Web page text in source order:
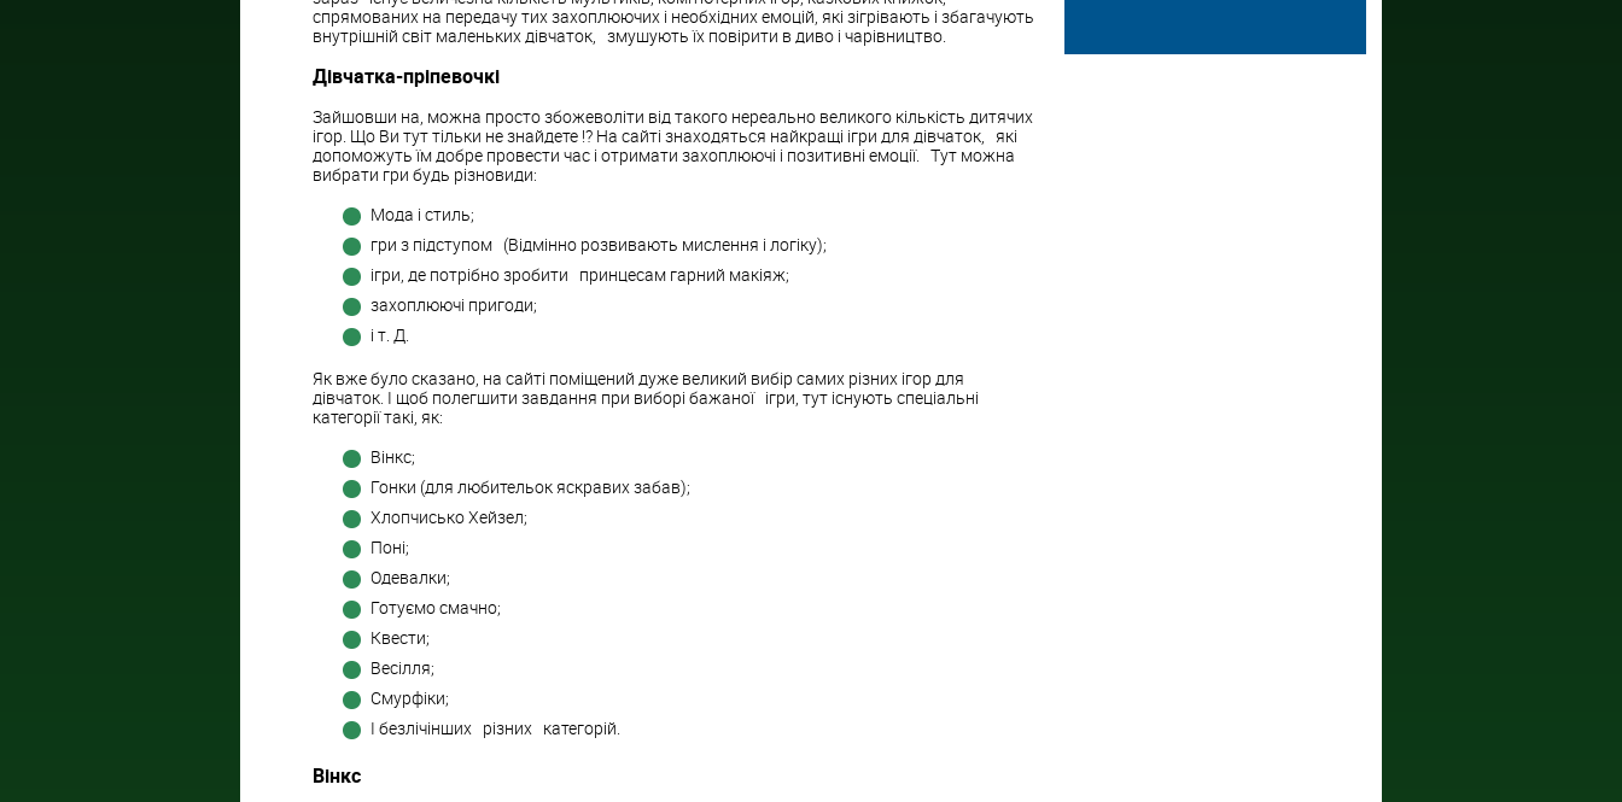
спрямованих на передачу тих захоплюючих і необхідних емоцій, які зігрівають і збагачують
внутрішній світ маленьких дівчаток, змушують їх повірити в диво і чарівництво.
Дівчатка-пріпевочкі
Зайшовши на, можна просто збожеволіти від такого нереально великого кількість дитячих
ігор. Що Ви тут тільки не знайдете !? На сайті знаходяться найкращі ігри для дівчаток, які
допоможуть їм добре провести час і отримати захоплюючі і позитивні емоції. Тут можна
вибрати гри будь різновиди:
Мода і стиль;
гри з підступом (Відмінно розвивають мислення і логіку);
ігри, де потрібно зробити принцесам гарний макіяж;
захоплюючі пригоди;
і т. Д.
Як вже було сказано, на сайті поміщений дуже великий вибір самих різних ігор для
дівчаток. І щоб полегшити завдання при виборі бажаної ігри, тут існують спеціальні
категорії такі, як:
Вінкс;
Гонки (для любительок яскравих забав);
Хлопчисько Хейзел;
Поні;
Одевалки;
Готуємо смачно;
Квести;
Весілля;
Смурфіки;
І безлічінших різних категорій.
Вінкс